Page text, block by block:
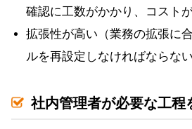
確認に工数がかかり、コスト
拡張性が高い（業務の拡張に
ルを再設定しなければならない
社内管理者が必要な工程